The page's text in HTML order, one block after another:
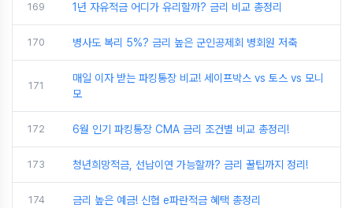
169 1년 자유적금 어디가 유리할까? 금리 비교 총정리
170 병사도 복리 5%? 금리 높은 군인공제회 병회원 저축
171
매일 이자 받는 파킹통장 비교! 세이프박스 vs 토스 vs 모니
모
172 6월 인기 파킹통장 CMA 금리 조건별 비교 총정리!
173 청년희망적금, 선납이연 가능할까? 금리 꿀팁까지 정리!
174 금리 높은 예금! 신협 e파란적금 혜택 총정리